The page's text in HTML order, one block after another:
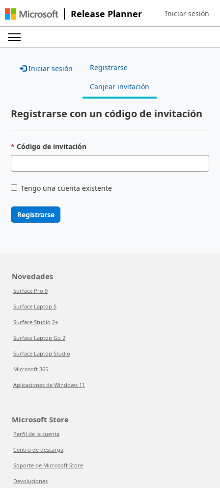
Release Planner Sign in to your
Iniciar sesión
Iniciar sesión Registrarse
Canjear invitación
Registrarse con un código de invitación
Código de invitación
Tengo una cuenta existente
Registrarse
Novedades
Surface Pro 9
Surface Laptop 5
Surface Studio 2+
Surface Laptop Go 2
Surface Laptop Studio
Microsoft 365
Aplicaciones de Windows 11
Microsoft Store
Perfil de la cuenta
Centro de descarga
Soporte de Microsoft Store
Devoluciones